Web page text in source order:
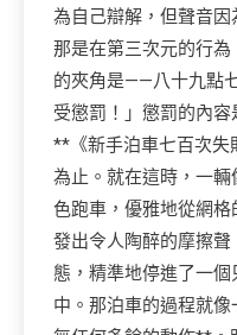
為自己辯解，但聲音因
那是在第三次元的行
的夾角是——八十九點
受懲罰！」懲罰的內
**《新手泊車七百次失
為止。就在這時，一
色跑車，優雅地從網
發出令人陶醉的摩擦
態，精準地停進了一
中。那泊車的過程就